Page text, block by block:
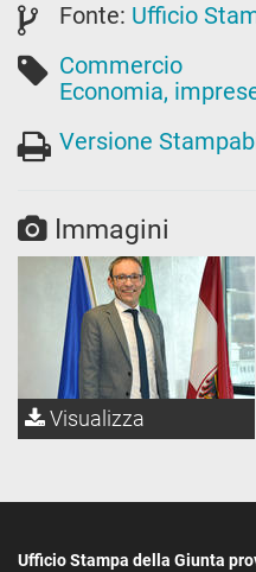
Fonte: Ufficio
Commercio
Economia,
Versione
Immagini
Visualizza
Ufficio Stampa della Giunta